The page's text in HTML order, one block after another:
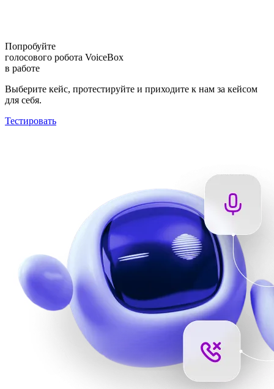
Попробуйте
голосового робота VoiceBox
в работе
Выберите кейс, протестируйте и приходите к нам за кейсом
для себя.
Тестировать